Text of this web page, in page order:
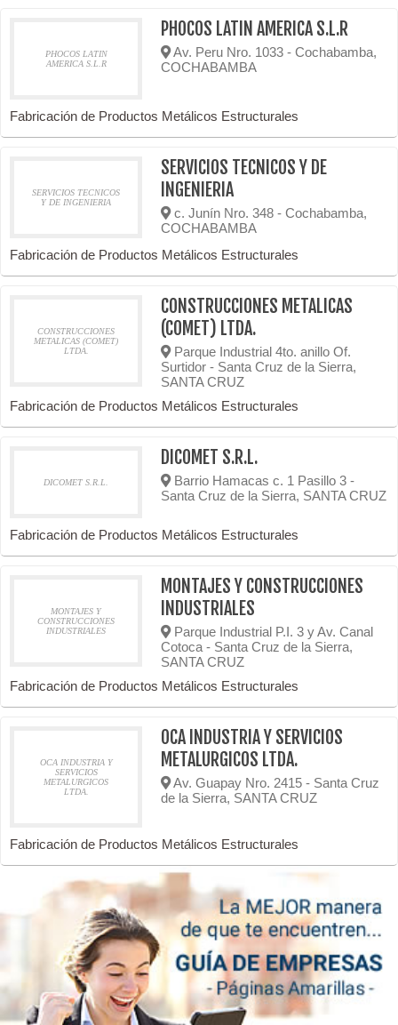
PHOCOS LATIN
AMERICA S.L.R
PHOCOS LATIN AMERICA S.L.R
Av. Peru Nro. 1033 - Cochabamba,
COCHABAMBA
Fabricación de Productos Metálicos Estructurales
SERVICIOS TECNICOS
Y DE INGENIERIA
SERVICIOS TECNICOS Y DE
INGENIERIA
c. Junín Nro. 348 - Cochabamba,
COCHABAMBA
Fabricación de Productos Metálicos Estructurales
CONSTRUCCIONES
METALICAS (COMET)
LTDA.
CONSTRUCCIONES METALICAS
(COMET) LTDA.
Parque Industrial 4to. anillo Of.
Surtidor - Santa Cruz de la Sierra,
SANTA CRUZ
Fabricación de Productos Metálicos Estructurales
DICOMET S.R.L.
DICOMET S.R.L.
Barrio Hamacas c. 1 Pasillo 3 -
Santa Cruz de la Sierra, SANTA CRUZ
Fabricación de Productos Metálicos Estructurales
MONTAJES Y
CONSTRUCCIONES
INDUSTRIALES
MONTAJES Y CONSTRUCCIONES
INDUSTRIALES
Parque Industrial P.I. 3 y Av. Canal
Cotoca - Santa Cruz de la Sierra,
SANTA CRUZ
Fabricación de Productos Metálicos Estructurales
OCA INDUSTRIA Y
SERVICIOS
METALURGICOS
LTDA.
OCA INDUSTRIA Y SERVICIOS
METALURGICOS LTDA.
Av. Guapay Nro. 2415 - Santa Cruz
de la Sierra, SANTA CRUZ
Fabricación de Productos Metálicos Estructurales